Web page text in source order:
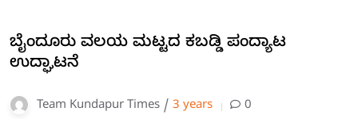
ಬೈಂದೂರು ವಲಯ ಮಟ್ಟದ ಕಬಡ್ಡಿ ಪಂದ್ಯಾಟ
ಉದ್ಘಾಟನೆ
Team Kundapur Times / 3 years 0